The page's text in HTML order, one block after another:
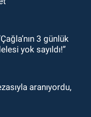
3 günlük
yok sayıldı!”
aranıyordu,